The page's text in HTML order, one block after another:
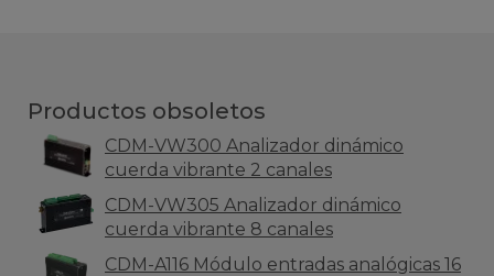
Productos obsoletos
CDM-VW300 Analizador dinámico
cuerda vibrante 2 canales
CDM-VW305 Analizador dinámico
cuerda vibrante 8 canales
CDM-A116 Módulo entradas analógicas 16